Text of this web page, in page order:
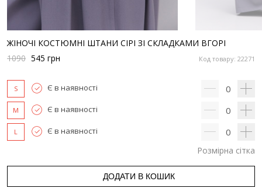
ЖІНОЧІ КОСТЮМНІ ШТАНИ СІРІ ЗІ СКЛАДКАМИ ВГОРІ
Код товару: 22271
1090 545 грн
S Є в наявності 0
M Є в наявності 0
L Є в наявності 0
Розмірна сітка
ДОДАТИ В КОШИК